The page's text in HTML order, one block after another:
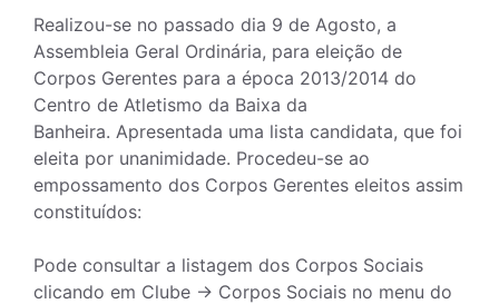
Realizou-se no passado dia 9 de Agosto, a
Assembleia Geral Ordinária, para eleição de
Corpos Gerentes para a época 2013/2014 do
Centro de Atletismo da Baixa da
Banheira. Apresentada uma lista candidata, que foi
eleita por unanimidade. Procedeu-se ao
empossamento dos Corpos Gerentes eleitos assim
constituídos:
Pode consultar a listagem dos Corpos Sociais
clicando em Clube -> Corpos Sociais no menu do